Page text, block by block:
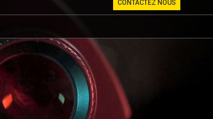
CONTACTEZ NOUS